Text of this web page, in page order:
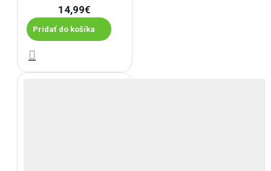
14,99€
Pridať do košíka